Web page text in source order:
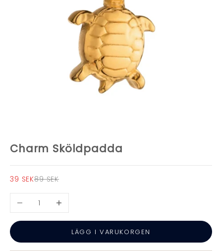
Charm Sköldpadda
REA-pris
39 SEKPris
89 SEK
Minska antal Öka antal
LÄGG I VARUKORGEN